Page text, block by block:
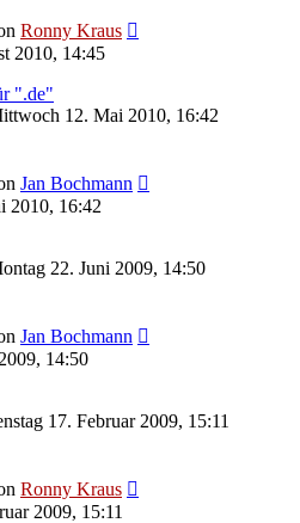
Ronny Kraus
2010, 14:45
".de"
12. Mai 2010, 16:42
Jan Bochmann
2010, 16:42
22. Juni 2009, 14:50
Jan Bochmann
14:50
17. Februar 2009, 15:11
Ronny Kraus
2009, 15:11